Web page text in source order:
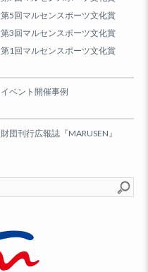
第5回マルセンスポーツ文化賞
第3回マルセンスポーツ文化賞
第1回マルセンスポーツ文化賞
イベント開催事例
財団刊行広報誌『MARUSEN』